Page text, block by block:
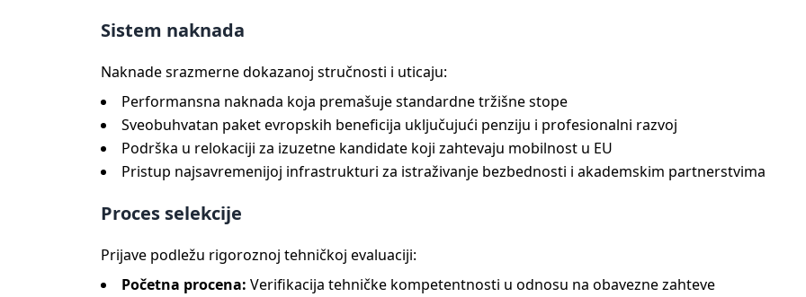
Sistem naknada
Naknade srazmerne dokazanoj stručnosti i uticaju:
Performansna naknada koja premašuje standardne tržišne stope
Sveobuhvatan paket evropskih beneficija uključujući penziju i profesionalni razvoj
Podrška u relokaciji za izuzetne kandidate koji zahtevaju mobilnost u EU
Pristup najsavremenijoj infrastrukturi za istraživanje bezbednosti i akademskim partnerstvima
Proces selekcije
Prijave podležu rigoroznoj tehničkoj evaluaciji:
Početna procena: Verifikacija tehničke kompetentnosti u odnosu na obavezne zahteve